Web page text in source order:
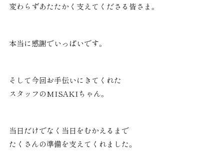
変わらずあたたかく支えてくださる皆さま。
本当に感謝でいっぱいです。
そして今回お手伝いにきてくれた
スタッフのMISAKIちゃん。
当日だけでなく当日をむかえるまで
たくさんの準備を支えてくれました。